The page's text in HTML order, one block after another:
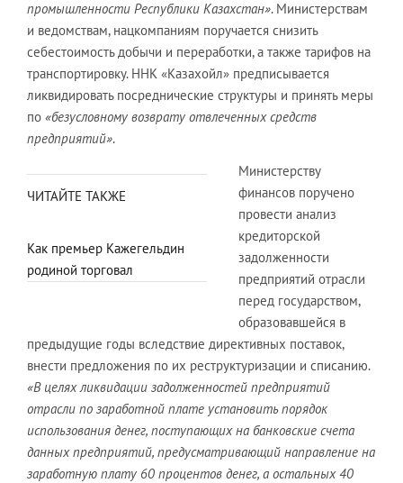
промышленности Республики Казахстан». Министерствам
и ведомствам, нацкомпаниям поручается снизить
себестоимость добычи и переработки, а также тарифов на
транспортировку. ННК «Казахойл» предписывается
ликвидировать посреднические структуры и принять меры
по «безусловному возврату отвлеченных средств
предприятий».
ЧИТАЙТЕ ТАКЖЕ
Как премьер Кажегельдин
родиной торговал
Министерству
финансов поручено
провести анализ
кредиторской
задолженности
предприятий отрасли
перед государством,
образовавшейся в
предыдущие годы вследствие директивных поставок,
внести предложения по их реструктуризации и списанию.
«В целях ликвидации задолженностей предприятий
отрасли по заработной плате установить порядок
использования денег, поступающих на банковские счета
данных предприятий, предусматривающий направление на
заработную плату 60 процентов денег, а остальных 40